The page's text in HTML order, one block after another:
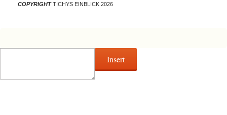
COPYRIGHTTICHYS EINBLICK 2026
Insert